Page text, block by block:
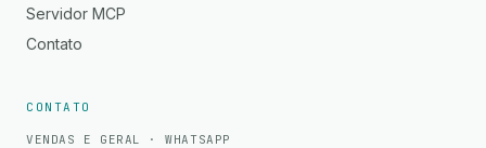
Servidor MCP
Contato
CONTATO
VENDAS E GERAL · WHATSAPP